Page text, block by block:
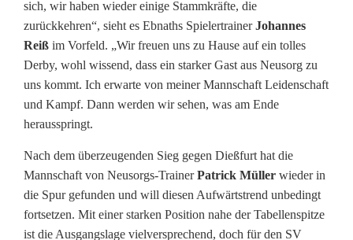
sich, wir haben wieder einige Stammkräfte, die
zurückkehren“, sieht es Ebnaths SpielertrainerJohannes
Reiß im Vorfeld. „Wir freuen uns zu Hause auf ein tolles
Derby, wohl wissend, dass ein starker Gast aus Neusorg zu
uns kommt. Ich erwarte von meiner Mannschaft Leidenschaft
und Kampf. Dann werden wir sehen, was am Ende
herausspringt.
Nach dem überzeugenden Sieg gegen Dießfurt hat die
Mannschaft von Neusorgs-TrainerPatrick Müller wieder in
die Spur gefunden und will diesen Aufwärtstrend unbedingt
fortsetzen. Mit einer starken Position nahe der Tabellenspitze
ist die Ausgangslage vielversprechend, doch für den SV